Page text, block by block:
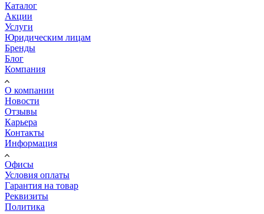
Каталог
Акции
Услуги
Юридическим лицам
Бренды
Блог
Компания
О компании
Новости
Отзывы
Карьера
Контакты
Информация
Офисы
Условия оплаты
Гарантия на товар
Реквизиты
Политика